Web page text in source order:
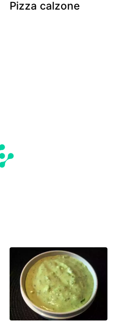
Pizza calzone